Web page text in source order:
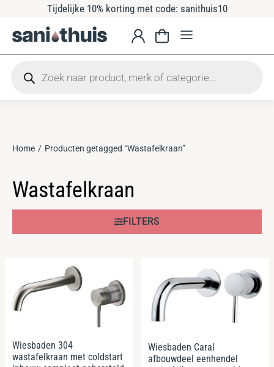
Tijdelijke 10% korting met code: sanithuis10
Je bent hier:
Home Producten getagged “Wastafelkraan”
Wastafelkraan
FILTERS
Wiesbaden 304
wastafelkraan met coldstart
Wiesbaden Caral
afbouwdeel eenhendel